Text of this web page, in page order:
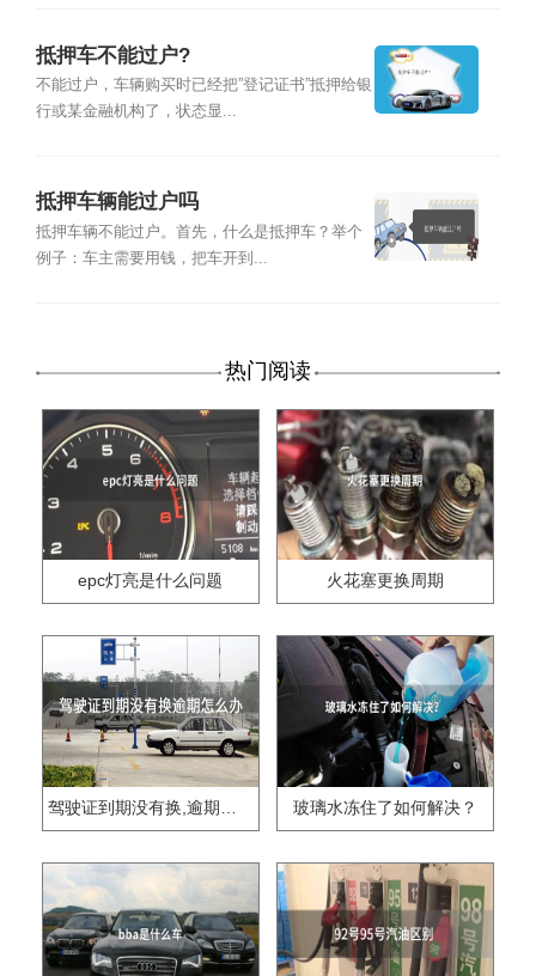
抵押车不能过户?
不能过户，车辆购买时已经把”登记证书”抵押给银
行或某金融机构了，状态显...
抵押车辆能过户吗
抵押车辆不能过户。首先，什么是抵押车？举个
例子：车主需要用钱，把车开到...
热门阅读
epc灯亮是什么问题 火花塞更换周期
玻璃水冻住了如何解决？